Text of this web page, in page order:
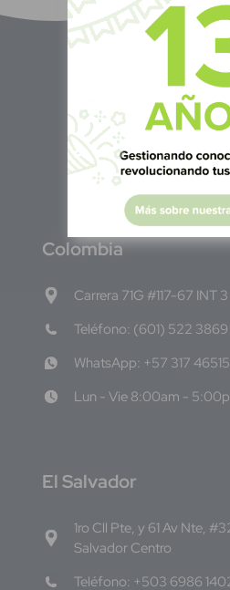
Colombia
Carrera 71G #117-67 INT
Teléfono: (601) 522 3869
WhatsApp: +57 317
Lun - Vie 8:00am -
El Salvador
1ro Cll Pte, y 61 Av Nte,
Salvador Centro
Teléfono: +503 6986